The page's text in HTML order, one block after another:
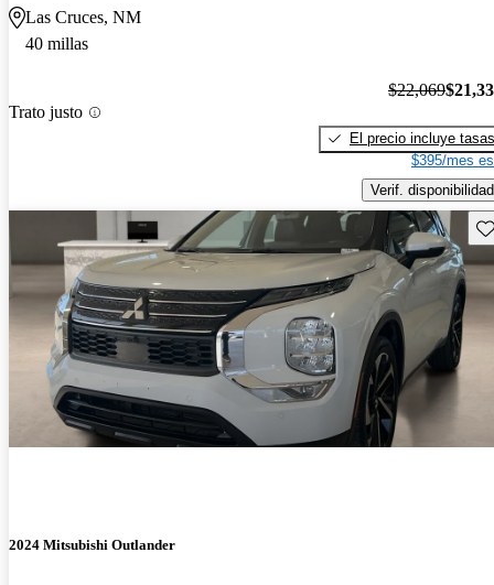
Las Cruces, NM
40 millas
Trato justo
$22,069
El precio incluye tasas
$395/mes
Verif. disponibilidad
2024 Mitsubishi Outlander